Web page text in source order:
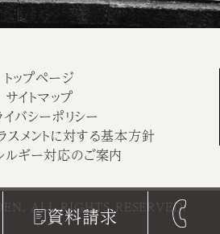
資料請求
トップページ
サイトマップ
バシーポリシー
スメントに対する基本方針
ルギー対応のご案内
ALL RIGHTS RESERVED.